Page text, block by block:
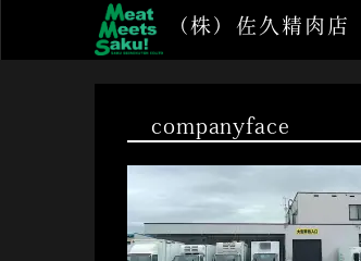
テ
（株）佐久精肉店
companyface